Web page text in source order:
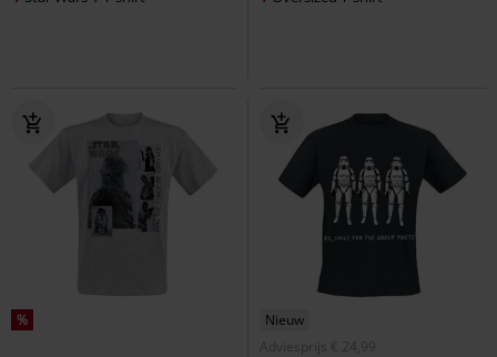
%
Nieuw
Adviesprijs
€ 24,99